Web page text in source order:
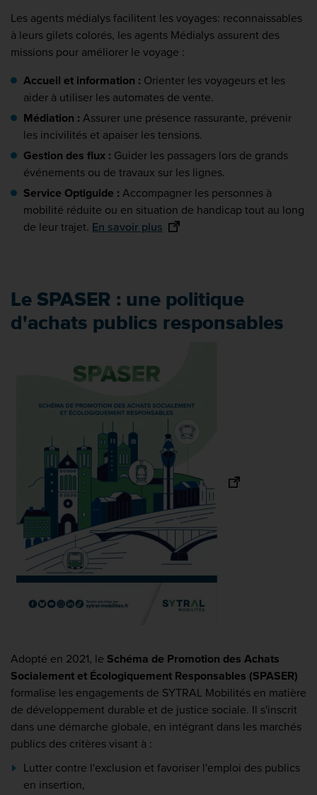
Les agents médialys facilitent les voyages: reconnaissables
à leurs gilets colorés, les agents Médialys assurent des
missions pour améliorer le voyage :
Accueil et information : Orienter les voyageurs et les
aider à utiliser les automates de vente.
Médiation : Assurer une présence rassurante, prévenir
les incivilités et apaiser les tensions.
Gestion des flux : Guider les passagers lors de grands
événements ou de travaux sur les lignes.
Service Optiguide : Accompagner les personnes à
mobilité réduite ou en situation de handicap tout au long
de leur trajet. En savoir plus
Le SPASER : une politique
d'achats publics responsables
Adopté en 2021, le Schéma de Promotion des Achats
Socialement et Écologiquement Responsables (SPASER)
formalise les engagements de SYTRAL Mobilités en matière
de développement durable et de justice sociale. Il s'inscrit
dans une démarche globale, en intégrant dans les marchés
publics des critères visant à :
Lutter contre l'exclusion et favoriser l'emploi des publics
en insertion,